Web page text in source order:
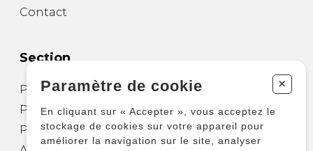
Contact
Section
Partitions pour guitare
Partitions pour autres instruments
Partitions pour ensembles
Paramètre de cookie +
En cliquant sur « Accepter », vous acceptez le
stockage de cookies sur votre appareil pour
améliorer la navigation sur le site, analyser